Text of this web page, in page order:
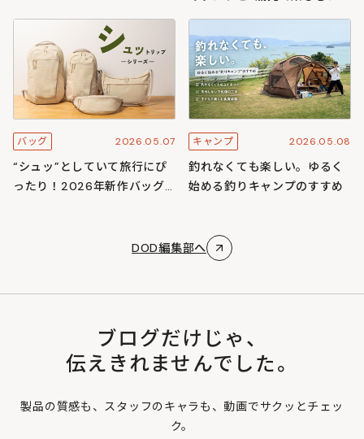
ズ
スキャンプ
バッグ 2026.05.07
“シュッ”としていて旅行にぴ
ったり！2026年新作バッグ
キャンプ 2026.05.08
釣れなくても楽しい。ゆるく
始める釣りキャンプのすすめ
DOD編集部へ
ブログだけじゃ、
伝えきれませんでした。
製品の質感も、スタッフのキャラも、動画でサクッとチェッ
ク。